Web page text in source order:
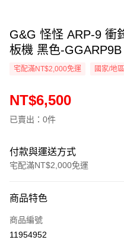
G&G 怪怪 ARP-9 衝
板機 黑色-GGARP9B
宅配滿NT$2,000免運 國家/地
NT$6,500
已賣出：0件
付款與運送方式
宅配滿NT$2,000免運
信用卡一次付款
信用卡分期付款
商品特色
商品編號
11954952